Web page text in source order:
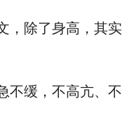
除了身高，其实
缓，不高亢、不